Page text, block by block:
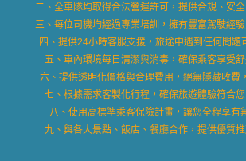
二、全車隊均取得合法營運許可，提供合規、安
三、每位司機均經過專業培訓，擁有豐富駕駛經
四、提供24小時客服支援，旅途中遇到任何問題
五、車內環境每日清潔與消毒，確保乘客享受舒
六、提供透明化價格與合理費用，絕無隱藏收費
七、根據需求客製化行程，確保旅遊體驗符合您
八、使用高標準乘客保險計畫，讓您全程享有
九、與各大景點、飯店、餐廳合作，提供優質